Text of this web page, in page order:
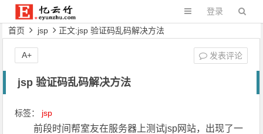
登录
首页 jsp 正文:jsp 验证码乱码解决方法
jsp 验证码乱码解决方法
标签： jsp
前段时间帮室友在服务器上测试jsp网站，出现了一
发表评论
A+